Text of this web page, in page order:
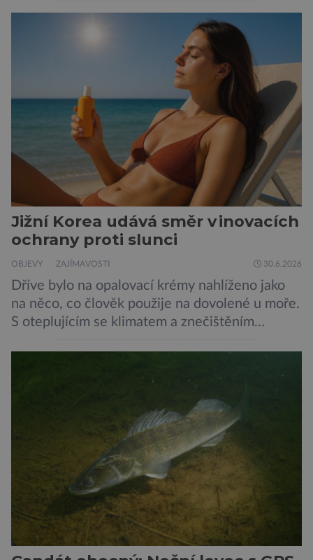
parazitickou houbou a že predátor dokáže
ovládat jen vývojově nesrovnatelně jednodušší
živočichy, než je člověk. Najít skutečné zombie
není nic nemožného ani v naší přírodě. Stačí […]
Jižní Korea udává směr v inovacích
ochrany proti slunci
OBJEVY ZAJÍMAVOSTI 30.6.2026
Dříve bylo na opalovací krémy nahlíženo jako
na něco, co člověk použije na dovolené u moře.
S oteplujícím se klimatem a znečištěním
potřeby, které by mohly kůži ochránit před
Korea se v tomto ujímá vedení… „Jako